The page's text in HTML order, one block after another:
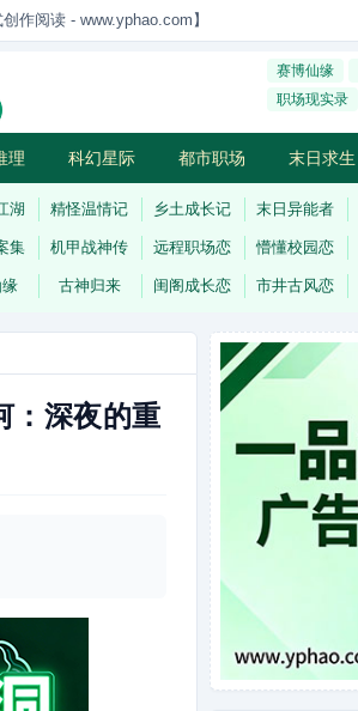
作阅读 - www.yphao.com】
赛博仙缘
职场现实录
理 科幻星际 都市职场 末日求生
湖 精怪温情记 乡土成长记 末日异能者
集 机甲战神传 远程职场恋 懵懂校园恋
古神归来 闺阁成长恋 市井古风恋
：深夜的重